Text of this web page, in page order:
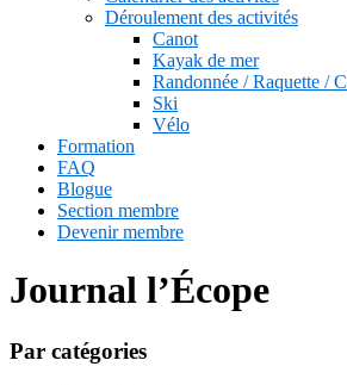
Déroulement des activités
Canot
Kayak de mer
Randonnée / Raquette /
Ski
Vélo
Formation
FAQ
Blogue
Section membre
Devenir membre
Journal l’Écope
Par catégories